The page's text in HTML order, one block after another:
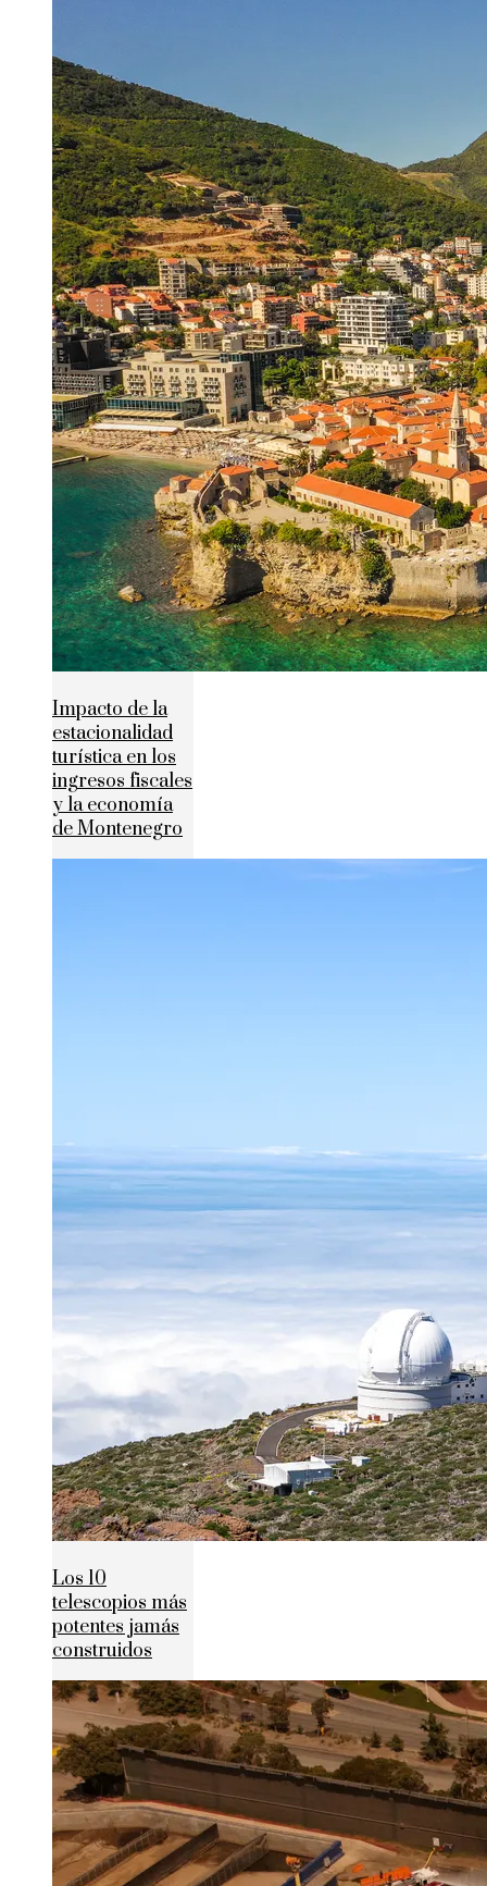
Impacto de la
estacionalidad
turística en los
ingresos fiscales
y la economía
de Montenegro
Los 10
telescopios más
potentes jamás
construidos